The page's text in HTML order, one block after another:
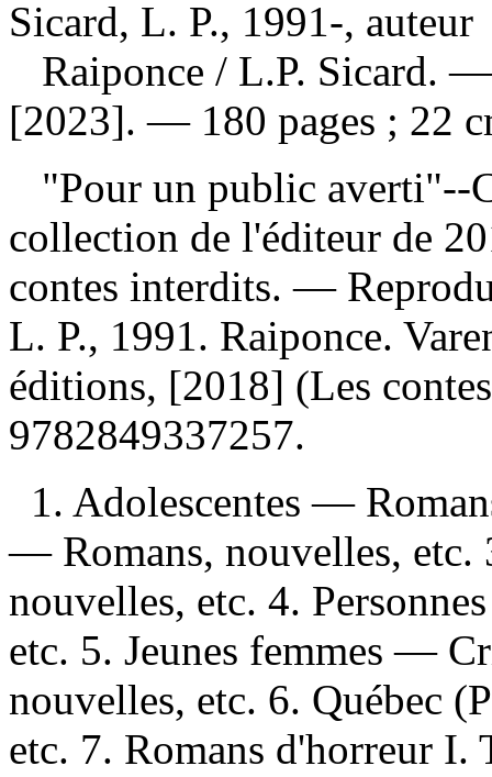
Sicard, L. P., 1991-, auteur
Raiponce / L.P. Sicard.
[2023]. — 180 pages ; 22
"Pour un public averti"--
collection de l'éditeur de
contes interdits. —
L. P., 1991. Raiponce.
éditions, [2018] (Les
9782849337257.
1. Adolescentes —
— Romans, nouvelles, etc.
nouvelles, etc. 4.
etc. 5. Jeunes femmes —
nouvelles, etc. 6. Québec
etc. 7. Romans d'horreur I.